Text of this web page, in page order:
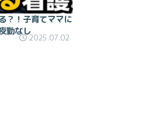
？！子育てママに
勤なし
2025.07.02